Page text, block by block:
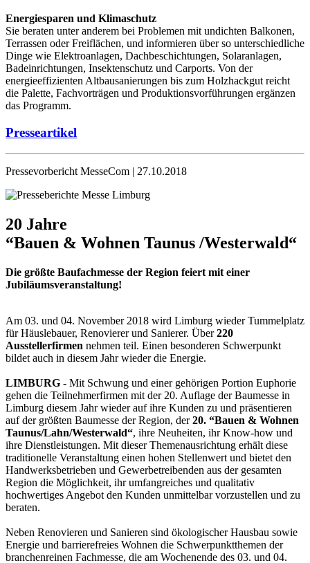
Energiesparen und Klimaschutz
Sie beraten unter anderem bei Problemen mit undichten Balkonen,
Terrassen oder Freiflächen, und informieren über so unterschiedliche
Dinge wie Elektroanlagen, Dachbeschichtungen, Solaranlagen,
Badeinrichtungen, Insektenschutz und Carports. Von der
energieeffizienten Altbausanierungen bis zum Holzhackgut reicht
die Palette, Fachvorträgen und Produktionsvorführungen ergänzen
das Programm.
Presseartikel
Pressevorbericht MesseCom | 27.10.2018
20 Jahre
“Bauen & Wohnen Taunus /Westerwald“
Die größte Baufachmesse der Region feiert mit einer
Jubiläumsveranstaltung!
Am 03. und 04. November 2018 wird Limburg wieder Tummelplatz
für Häuslebauer, Renovierer und Sanierer. Über220
Ausstellerfirmen nehmen teil. Einen besonderen Schwerpunkt
bildet auch in diesem Jahr wieder die Energie.
LIMBURG - Mit Schwung und einer gehörigen Portion Euphorie
gehen die Teilnehmerfirmen mit der 20. Auflage der Baumesse in
Limburg diesem Jahr wieder auf ihre Kunden zu und präsentieren
auf der größten Baumesse der Region, der20. “Bauen & Wohnen
Taunus/Lahn/Westerwald“, ihre Neuheiten, ihr Know-how und
ihre Dienstleistungen. Mit dieser Themenausrichtung erhält diese
traditionelle Veranstaltung einen hohen Stellenwert und bietet den
Handwerksbetrieben und Gewerbetreibenden aus der gesamten
Region die Möglichkeit, ihr umfangreiches und qualitativ
hochwertiges Angebot den Kunden unmittelbar vorzustellen und zu
beraten.
Neben Renovieren und Sanieren sind ökologischer Hausbau sowie
Energie und barrierefreies Wohnen die Schwerpunktthemen der
branchenreinen Fachmesse, die am Wochenende des 03. und 04.